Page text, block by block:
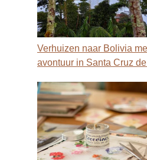
Verhuizen naar Bolivia
avontuur in Santa Cruz